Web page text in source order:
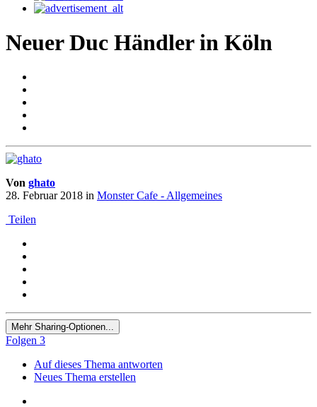
Neuer Duc Händler in Köln
Von ghato
28. Februar 2018 in Monster Cafe - Allgemeines
Teilen
Mehr Sharing-Optionen...
Folgen 3
Auf dieses Thema antworten
Neues Thema erstellen